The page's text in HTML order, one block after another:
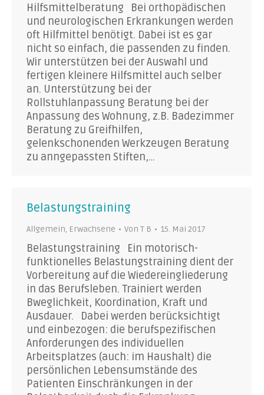
Hilfsmittelberatung Bei orthopädischen
und neurologischen Erkrankungen werden
oft Hilfmittel benötigt. Dabei ist es gar
nicht so einfach, die passenden zu finden.
Wir unterstützen bei der Auswahl und
fertigen kleinere Hilfsmittel auch selber
an. Unterstützung bei der
Rollstuhlanpassung Beratung bei der
Anpassung des Wohnung, z.B. Badezimmer
Beratung zu Greifhilfen,
gelenkschonenden Werkzeugen Beratung
zu anngepassten Stiften,…
Belastungstraining
Allgemein, Erwachsene Von T B 15. Mai 2017
Belastungstraining Ein motorisch-
funktionelles Belastungstraining dient der
Vorbereitung auf die Wiedereingliederung
in das Berufsleben. Trainiert werden
Bweglichkeit, Koordination, Kraft und
Ausdauer. Dabei werden berücksichtigt
und einbezogen: die berufspezifischen
Anforderungen des individuellen
Arbeitsplatzes (auch: im Haushalt) die
persönlichen Lebensumstände des
Patienten Einschränkungen in der